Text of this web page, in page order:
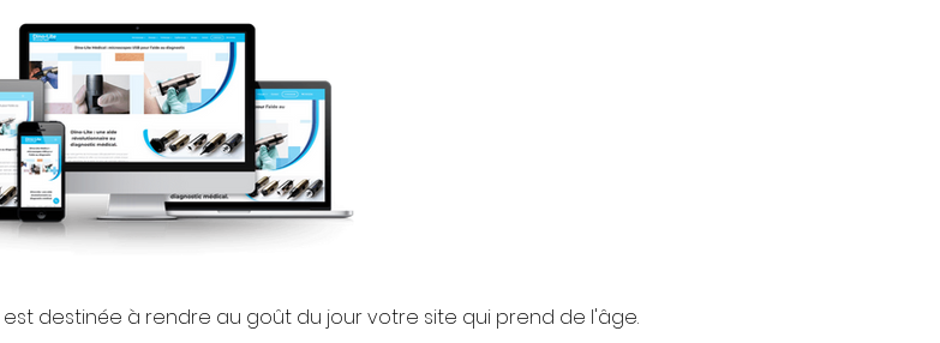
est destinée à rendre au goût du jour votre site qui prend de l'âge.